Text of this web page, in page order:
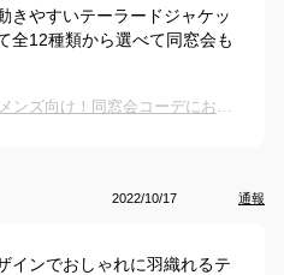
きやすいテーラードジャケッ
全12種類から選べて同窓会も
カジュアルジャケット｜50代メンズ向け！同窓会コーデにおしゃれなジャケットのおすすめは？
2022/10/17 通報
インでおしゃれに羽織れるテ